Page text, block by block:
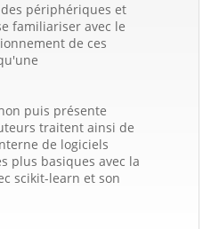
périphériques et
familiariser avec le
de ces
puis présente
traitent ainsi de
de logiciels
plus basiques avec la
scikit-learn et son